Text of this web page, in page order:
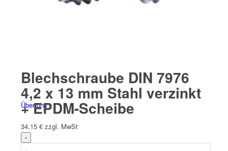
Über uns
Blechschraube DIN 7976
4,2 x 13 mm Stahl verzinkt
+ EPDM-Scheibe
34,15 € zzgl. MwSt